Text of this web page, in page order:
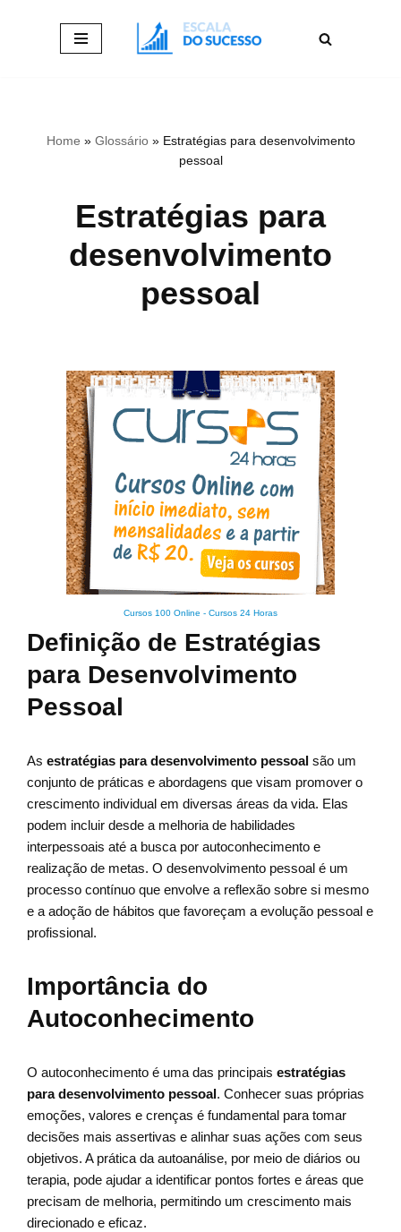
Home » Glossário» Estratégias para desenvolvimento
pessoal
Estratégias para
desenvolvimento
pessoal
Cursos 100 Online - Cursos 24 Horas
Definição de Estratégias
para Desenvolvimento
Pessoal
As estratégias para desenvolvimento pessoal são um
conjunto de práticas e abordagens que visam promover o
crescimento individual em diversas áreas da vida. Elas
podem incluir desde a melhoria de habilidades
interpessoais até a busca por autoconhecimento e
realização de metas. O desenvolvimento pessoal é um
processo contínuo que envolve a reflexão sobre si mesmo
e a adoção de hábitos que favoreçam a evolução pessoal e
profissional.
Importância do
Autoconhecimento
O autoconhecimento é uma das principais estratégias
para desenvolvimento pessoal. Conhecer suas próprias
emoções, valores e crenças é fundamental para tomar
decisões mais assertivas e alinhar suas ações com seus
objetivos. A prática da autoanálise, por meio de diários ou
terapia, pode ajudar a identificar pontos fortes e áreas que
precisam de melhoria, permitindo um crescimento mais
direcionado e eficaz.